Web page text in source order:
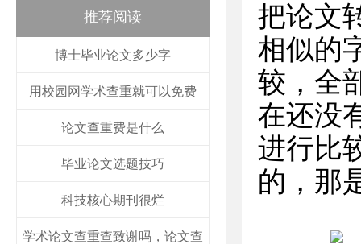
推荐阅读
博士毕业论文多少字
用校园网学术查重就可以免费
论文查重费是什么
毕业论文选题技巧
科技核心期刊很烂
学术论文查重查致谢吗，论文查
把论文
相似的
较，全
在还没
进行比
的，那